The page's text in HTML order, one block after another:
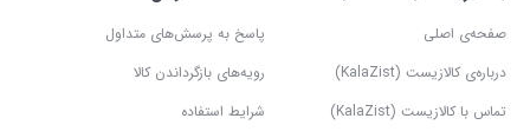
صفحه‌ی اصلی
درباره‌ی کالازیست (KalaZist)
تماس با کالازیست (KalaZist)
پاسخ به پرسش‌های متداول
رویه‌های بازگرداندن کالا
شرایط استفاده